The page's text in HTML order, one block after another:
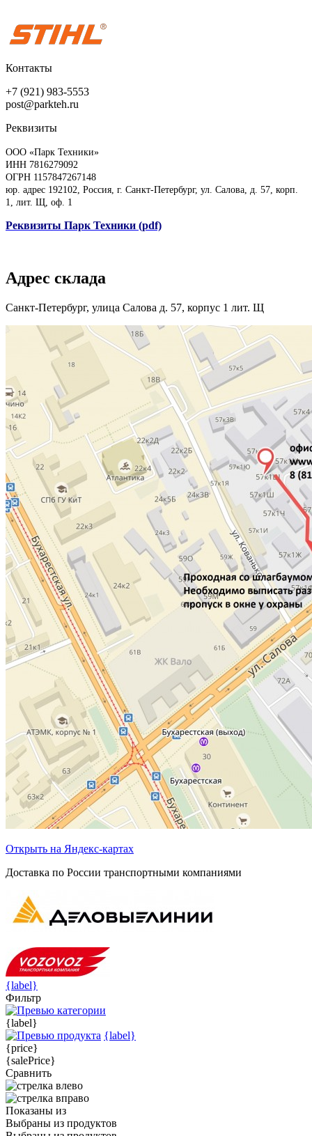
Контакты
+7 (921) 983-5553
post@parkteh.ru
Реквизиты
ООО «Парк Техники»
ИНН 7816279092
ОГРН 1157847267148
юр. адрес 192102, Россия, г. Санкт-Петербург, ул. Салова, д. 57, корп.
1, лит. Щ, оф. 1
Реквизиты Парк Техники (pdf)
Адрес склада
Санкт-Петербург, улица Салова д. 57, корпус 1 лит. Щ
Открыть на Яндекс-картах
Доставка по России транспортными компаниями
{label}
Фильтр
{label}
{label}
{price}
{salePrice}
Сравнить
Показаны из
Выбраны из продуктов